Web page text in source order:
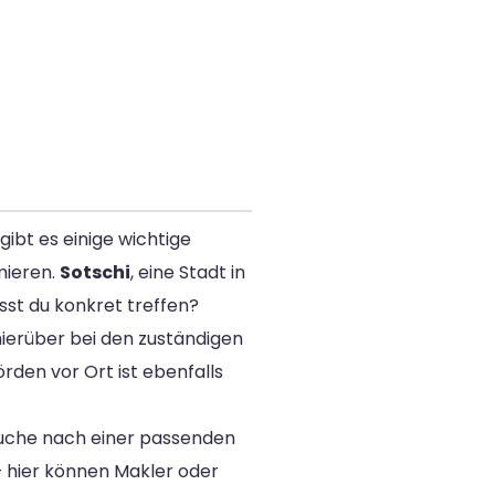
es einige wichtige
Sotschi, eine Stadt in
du konkret treffen?
bei den zuständigen
vor Ort ist ebenfalls
nach einer passenden
können Makler oder